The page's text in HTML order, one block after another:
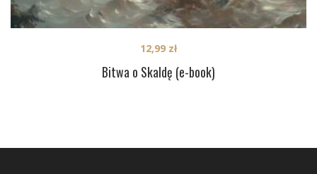
Bitwa o Skaldę (e-book)
12,99 zł